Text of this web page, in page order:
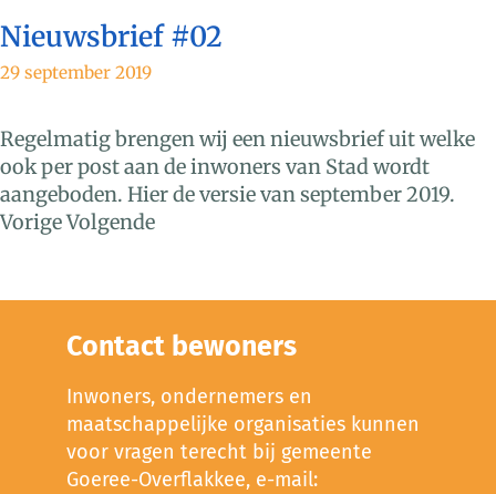
Nieuwsbrief #02
29 september 2019
Regelmatig brengen wij een nieuwsbrief uit welke
ook per post aan de inwoners van Stad wordt
aangeboden. Hier de versie van september 2019.
Vorige Volgende
Contact bewoners
Inwoners, ondernemers en
maatschappelijke organisaties kunnen
voor vragen terecht bij gemeente
Goeree-Overflakkee, e-mail: